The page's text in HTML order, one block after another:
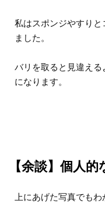
私はスポンジやすり
ました。
バリを取ると見違え
になります。
【余談】個人
上にあげた写真でも